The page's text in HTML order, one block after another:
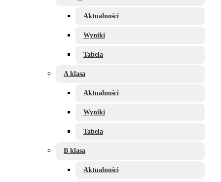
Aktualności
Wyniki
Tabela
A klasa
Aktualności
Wyniki
Tabela
B klasa
Aktualności